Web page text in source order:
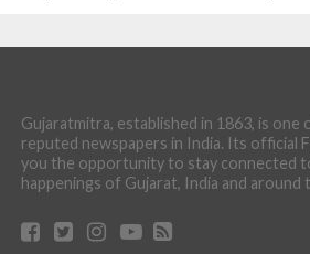
Gujaratmitra, established in 1863, is
reputed newspapers in India. Its official
you the opportunity to stay connected
happenings of Gujarat, India and